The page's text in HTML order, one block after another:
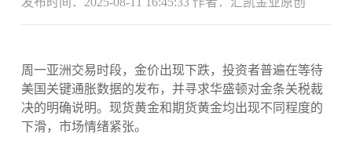
周一亚洲交易时段，金价出现下跌，投资者普遍在等待
美国关键通胀数据的发布，并寻求华盛顿对金条关税裁
决的明确说明。现货黄金和期货黄金均出现不同程度的
下滑，市场情绪紧张。